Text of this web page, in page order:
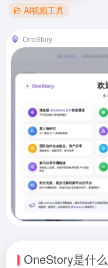
AI视频工具
OneStory
OneStory是什么